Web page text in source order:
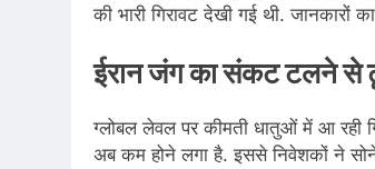
की भारी गिरावट देखी गई थी.
ईरान जंग का संकट टलने से
ग्‍लोबल लेवल पर कीमती धातुओं में आ रही
अब कम होने लगा है. इससे निवेशकों ने